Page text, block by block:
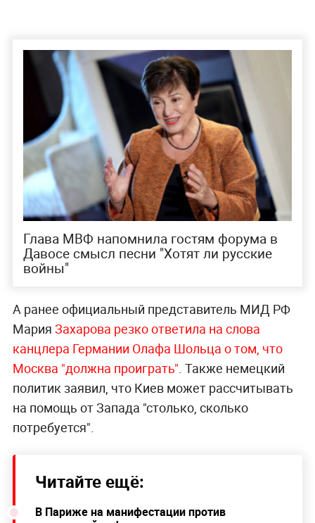
Глава МВФ напомнила гостям форума в
Давосе смысл песни "Хотят ли русские
войны"
А ранее официальный представитель МИД РФ
Мария Захарова резко ответила на слова
канцлера Германии Олафа Шольца о том, что
Москва "должна проиграть". Также немецкий
политик заявил, что Киев может рассчитывать
на помощь от Запада "столько, сколько
потребуется".
Читайте ещё:
В Париже на манифестации против